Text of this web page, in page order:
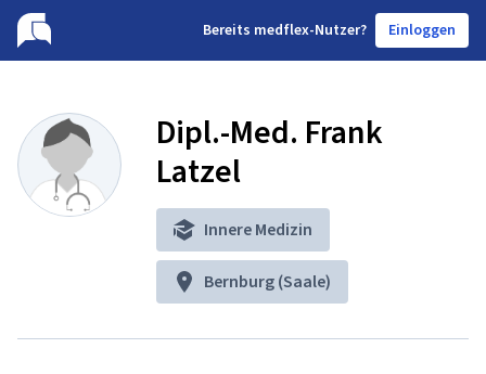
Bereits medflex-Nutzer? Einloggen
Dipl.-Med. Frank
Latzel
Innere Medizin
Bernburg (Saale)